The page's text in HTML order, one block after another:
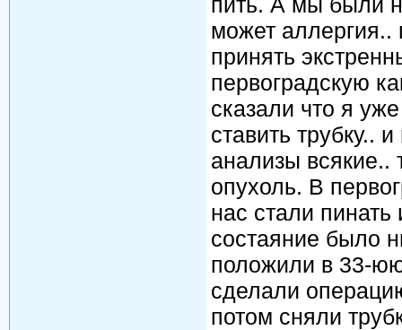
может аллергия..
принять
первоградскую
сказали что я
ставить трубку..
анализы всякие..
опухоль. В
нас стали
состаяние было
положили в 33-
сделали
потом сняли